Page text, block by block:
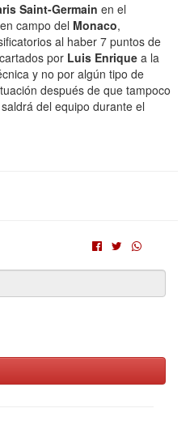
Saint-Germain en el
campo del Monaco,
al haber 7 puntos de
por Luis Enrique a la
y no por algún tipo de
después de que tampoco
del equipo durante el